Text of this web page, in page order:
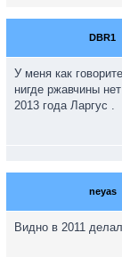
DBR1
У меня как
нигде ржавчины
2013 года Ларгус .
neyas
Видно в 2011